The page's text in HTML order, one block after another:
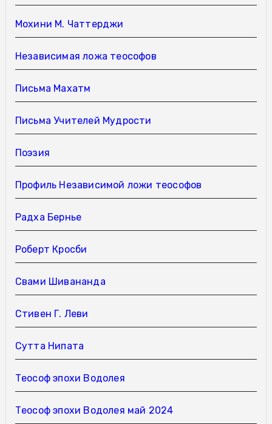
Мохини М. Чаттерджи
Независимая ложа теософов
Письма Махатм
Письма Учителей Мудрости
Поэзия
Профиль Независимой ложи теософов
Радха Бернье
Роберт Кросби
Свами Шивананда
Стивен Г. Леви
Сутта Нипата
Теософ эпохи Водолея
Теософ эпохи Водолея май 2024